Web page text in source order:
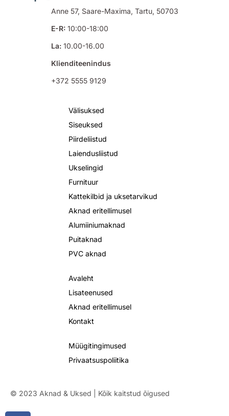
Anne 57, Saare-Maxima, Tartu, 50703
E-R:10:00-18:00
La:10.00-16.00
Klienditeenindus
+372 5555 9129
Välisuksed
Siseuksed
Piirdeliistud
Laiendusliistud
Ukselingid
Furnituur
Kattekilbid ja uksetarvikud
Aknad eritellimusel
Alumiiniumaknad
Puitaknad
PVC aknad
Avaleht
Lisateenused
Aknad eritellimusel
Kontakt
Müügitingimused
Privaatsuspoliitika
© 2023 Aknad & Uksed | Kõik kaitstud õigused